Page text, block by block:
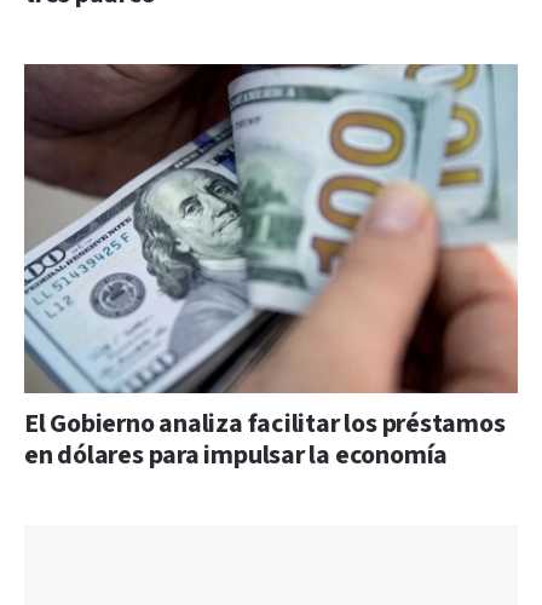
El Gobierno analiza facilitar los préstamos
en dólares para impulsar la economía